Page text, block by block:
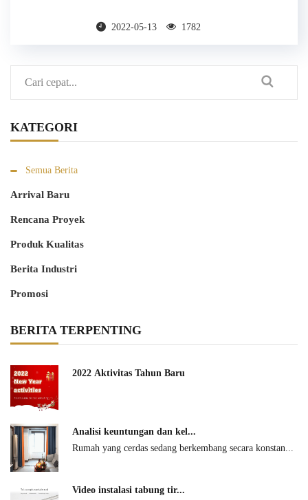
2022-05-13 1782
KATEGORI
Semua Berita
Arrival Baru
Rencana Proyek
Produk Kualitas
Berita Industri
Promosi
BERITA TERPENTING
2022 Aktivitas Tahun Baru
Analisi keuntungan dan kel...
Rumah yang cerdas sedang berkembang secara konstan...
Video instalasi tabung tir...